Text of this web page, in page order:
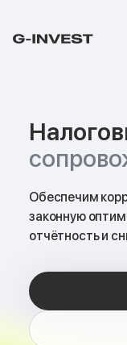
Обеспечим
законную
отчётность и